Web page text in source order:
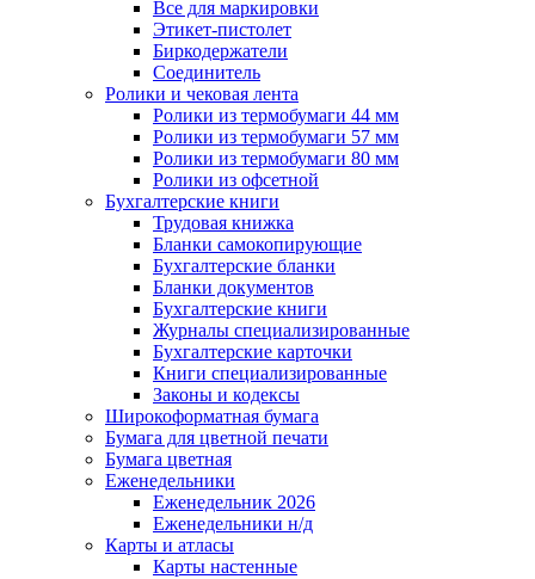
Все для маркировки
Этикет-пистолет
Биркодержатели
Соединитель
Ролики и чековая лента
Ролики из термобумаги 44 мм
Ролики из термобумаги 57 мм
Ролики из термобумаги 80 мм
Ролики из офсетной
Бухгалтерские книги
Трудовая книжка
Бланки самокопирующие
Бухгалтерские бланки
Бланки документов
Бухгалтерские книги
Журналы специализированные
Бухгалтерские карточки
Книги специализированные
Законы и кодексы
Широкоформатная бумага
Бумага для цветной печати
Бумага цветная
Еженедельники
Еженедельник 2026
Еженедельники н/д
Карты и атласы
Карты настенные